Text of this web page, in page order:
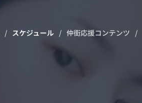
スケジュール 仲街応援コンテンツ